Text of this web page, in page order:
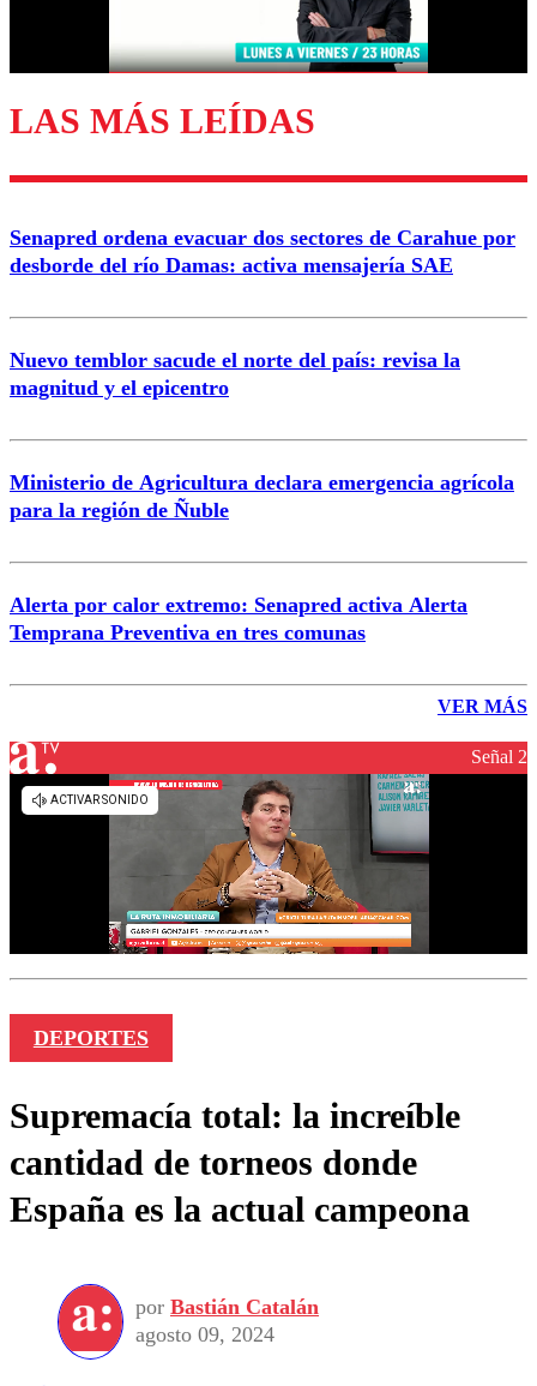
Enviar comentario
LAS MÁS LEÍDAS
Senapred ordena evacuar dos sectores de Carahue por
desborde del río Damas: activa mensajería SAE
Nuevo temblor sacude el norte del país: revisa la
magnitud y el epicentro
Ministerio de Agricultura declara emergencia agrícola
para la región de Ñuble
Alerta por calor extremo: Senapred activa Alerta
Temprana Preventiva en tres comunas
VER MÁS
Señal 2
DEPORTES
Supremacía total: la increíble
cantidad de torneos donde
España es la actual campeona
por Bastián Catalán
agosto 09, 2024